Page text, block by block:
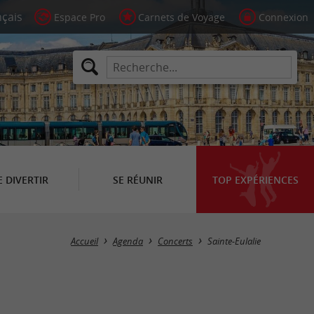
Espace Pro Carnets de Voyage Connexion
DIVERTIR SE RÉUNIR TOP EXPÉRIENCES
Masquer la carte
Accueil Agenda Concerts Sainte-Eulalie